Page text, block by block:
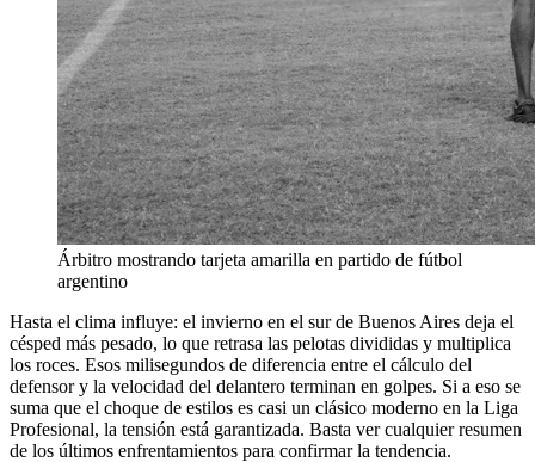
Árbitro mostrando tarjeta amarilla en partido de fútbol
argentino
Hasta el clima influye: el invierno en el sur de Buenos Aires deja el
césped más pesado, lo que retrasa las pelotas divididas y multiplica
los roces. Esos milisegundos de diferencia entre el cálculo del
defensor y la velocidad del delantero terminan en golpes. Si a eso se
suma que el choque de estilos es casi un clásico moderno en la Liga
Profesional, la tensión está garantizada. Basta ver cualquier resumen
de los últimos enfrentamientos para confirmar la tendencia.